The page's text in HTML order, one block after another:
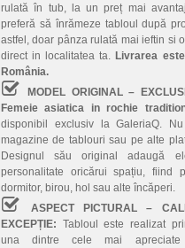
rulată în tub, la un preț mai
preferă să înrămeze tabloul după
astfel, doar pânza rulată mai ieftin si
direct in localitatea ta.Livrarea
România.
MODEL ORIGINAL –
Femeie asiatica in rochie
disponibil exclusiv la GaleriaQ.
magazine de tablouri sau pe alte
Designul său original adaugă
personalitate oricărui spațiu, fiind
dormitor, birou, hol sau alte încăperi.
ASPECT PICTURAL –
EXCEPȚIE: Tabloul este realizat
una dintre cele mai apreciate